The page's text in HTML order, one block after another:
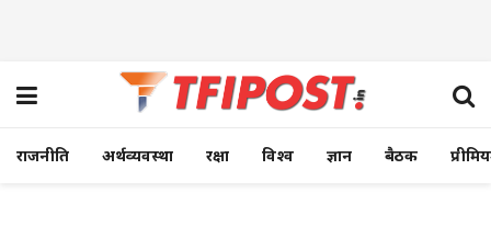
राजनीति अर्थव्यवस्था रक्षा विश्व ज्ञान बैठक